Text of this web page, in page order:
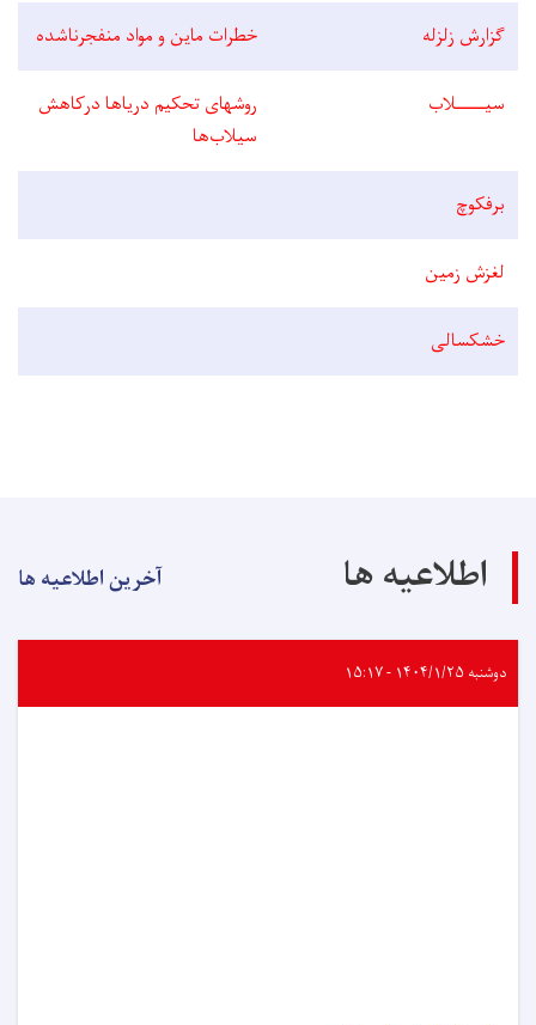
گزارش زلزله
خطرات ماین و مواد منفجر‌ناشده
سیــــــلاب
روشهای تحکیم دریاها درکاهش
سیلاب‌ها
برفکوچ
لغزش زمین
خشکسالی
اطلاعیه ها آخرین اطلاعیه ها
دوشنبه ۱۴۰۴/۱/۲۵ - ۱۵:۱۷